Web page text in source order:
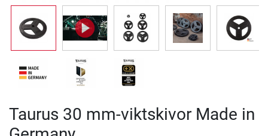
Taurus 30 mm-viktskivor Made in